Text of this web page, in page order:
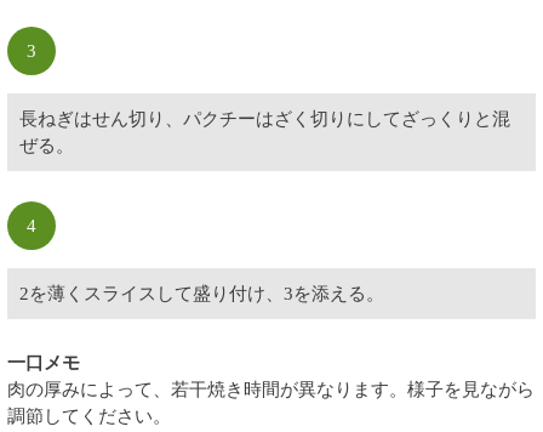
3
長ねぎはせん切り、パクチーはざく切りにしてざっくりと混
ぜる。
4
2を薄くスライスして盛り付け、3を添える。
一口メモ
肉の厚みによって、若干焼き時間が異なります。様子を見ながら
調節してください。